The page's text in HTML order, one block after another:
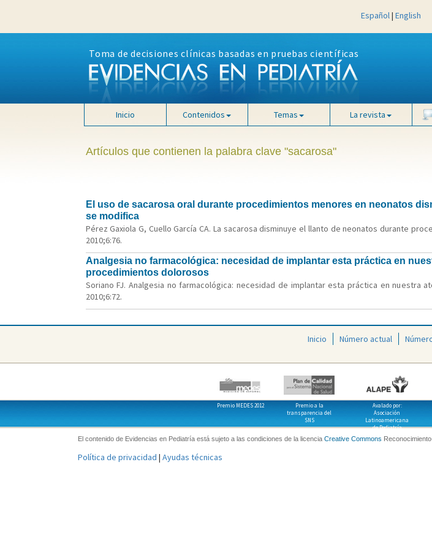
Español| English
Toma de decisiones clínicas basadas en pruebas científicas
Inicio Contenidos Temas La revista
Artículos que contienen la palabra clave "sacarosa"
El uso de sacarosa oral durante procedimientos menores en neonatos
se modifica
Pérez Gaxiola G, Cuello García CA. La sacarosa disminuye el llanto de neonatos durante
2010;6:76.
Analgesia no farmacológica: necesidad de implantar esta práctica en
procedimientos dolorosos
Soriano FJ. Analgesia no farmacológica: necesidad de implantar esta práctica en
2010;6:72.
Inicio Número actual
Premio MEDES 2012
Premio a la
transparencia del
SNS
Avalado por:
Asociación
Latinoamericana
de Pediatría
El contenido de Evidencias en Pediatría está sujeto a las condiciones de la licencia Creative Commons
Política de privacidad | Ayudas técnicas